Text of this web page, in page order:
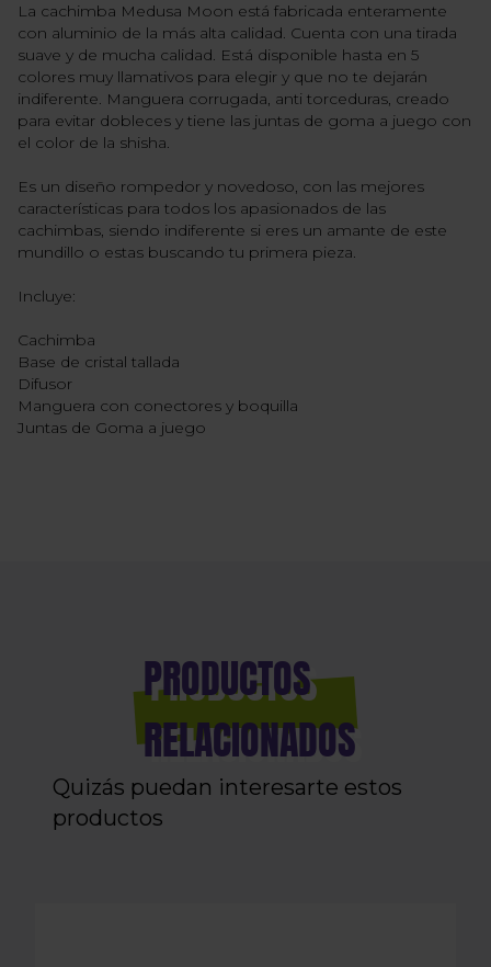
La cachimba Medusa Moon está fabricada enteramente
con aluminio de la más alta calidad. Cuenta con una tirada
suave y de mucha calidad. Está disponible hasta en 5
colores muy llamativos para elegir y que no te dejarán
indiferente. Manguera corrugada, anti torceduras, creado
para evitar dobleces y tiene las juntas de goma a juego con
el color de la shisha.
Es un diseño rompedor y novedoso, con las mejores
características para todos los apasionados de las
cachimbas, siendo indiferente si eres un amante de este
mundillo o estas buscando tu primera pieza.
Incluye:
Cachimba
Base de cristal tallada
Difusor
Manguera con conectores y boquilla
Juntas de Goma a juego
PRODUCTOS
RELACIONADOS
Quizás puedan interesarte estos
productos